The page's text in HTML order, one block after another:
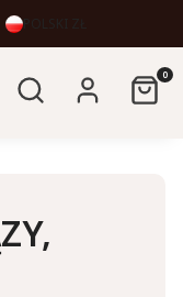
Otwórz
Szukaj Zaloguj się